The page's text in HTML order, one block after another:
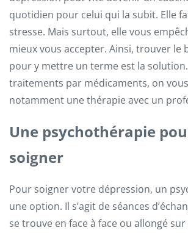
quotidien pour celui qui la subit. Elle
stresse. Mais surtout, elle vous
mieux vous accepter. Ainsi, trouver le
pour y mettre un terme est la
traitements par médicaments, on
notamment une thérapie avec un
Une psychothérapie
soigner
Pour soigner votre dépression, un
une option. Il s’agit de séances
se trouve en face à face ou allongé